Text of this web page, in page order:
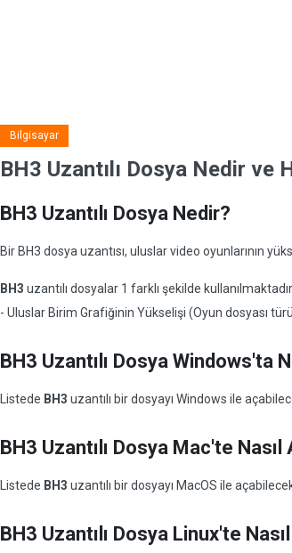
Bilgisayar
BH3 Uzantılı Dosya Nedir ve
BH3 Uzantılı Dosya Nedir?
Bir BH3 dosya uzantısı, uluslar video oyunlarının
BH3 uzantılı dosyalar 1 farklı şekilde
- Uluslar Birim Grafiğinin Yükselişi (Oyun dosyası
BH3 Uzantılı Dosya Windows'ta
Listede BH3 uzantılı bir dosyayı Windows ile
BH3 Uzantılı Dosya Mac'te Nasıl
Listede BH3 uzantılı bir dosyayı MacOS ile
BH3 Uzantılı Dosya Linux'te Nasıl